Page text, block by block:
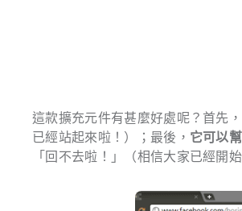
這款擴充元件有甚麼好處呢？首先，
已經站起來啦！）；最後， 它可以
「回不去啦！」（相信大家已經開